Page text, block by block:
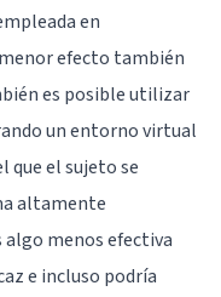
en
efecto también
es posible utilizar
un entorno virtual
que el sujeto se
altamente
menos efectiva
e incluso podría